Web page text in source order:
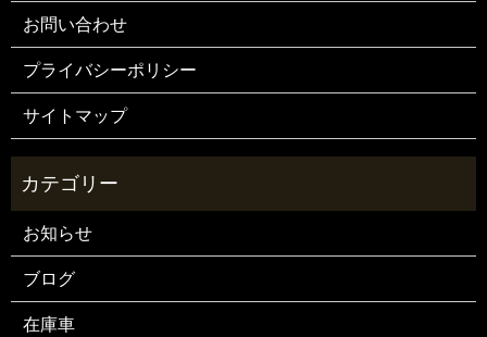
お問い合わせ
プライバシーポリシー
サイトマップ
お知らせ
ブログ
在庫車